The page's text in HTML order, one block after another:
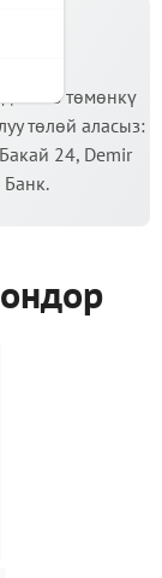
Сиз төмөнкү
төлөй аласыз:
24, Demir